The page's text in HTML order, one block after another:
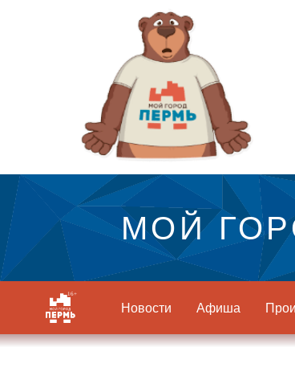
МОЙ
Новости Афиша